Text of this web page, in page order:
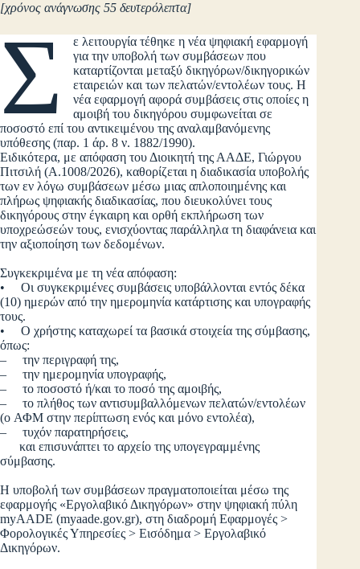
[χρόνος ανάγνωσης 55 δευτερόλεπτα]
Σ
ε λειτουργία τέθηκε η νέα ψηφιακή εφαρμογή
για την υποβολή των συμβάσεων που
καταρτίζονται μεταξύ δικηγόρων/δικηγορικών
εταιρειών και των πελατών/εντολέων τους. Η
νέα εφαρμογή αφορά συμβάσεις στις οποίες η
αμοιβή του δικηγόρου συμφωνείται σε
ποσοστό επί του αντικειμένου της αναλαμβανόμενης
υπόθεσης (παρ. 1 άρ. 8 ν. 1882/1990).
Ειδικότερα, με απόφαση του Διοικητή της ΑΑΔΕ, Γιώργου
Πιτσιλή (Α.1008/2026), καθορίζεται η διαδικασία υποβολής
των εν λόγω συμβάσεων μέσω μιας απλοποιημένης και
πλήρως ψηφιακής διαδικασίας, που διευκολύνει τους
δικηγόρους στην έγκαιρη και ορθή εκπλήρωση των
υποχρεώσεών τους, ενισχύοντας παράλληλα τη διαφάνεια και
την αξιοποίηση των δεδομένων.
Συγκεκριμένα με τη νέα απόφαση:
• Οι συγκεκριμένες συμβάσεις υποβάλλονται εντός δέκα
(10) ημερών από την ημερομηνία κατάρτισης και υπογραφής
τους.
• Ο χρήστης καταχωρεί τα βασικά στοιχεία της σύμβασης,
όπως:
– την περιγραφή της,
– την ημερομηνία υπογραφής,
– το ποσοστό ή/και το ποσό της αμοιβής,
– το πλήθος των αντισυμβαλλόμενων πελατών/εντολέων
(o ΑΦΜ στην περίπτωση ενός και μόνο εντολέα),
– τυχόν παρατηρήσεις,
και επισυνάπτει το αρχείο της υπογεγραμμένης
σύμβασης.
Η υποβολή των συμβάσεων πραγματοποιείται μέσω της
εφαρμογής «Εργολαβικό Δικηγόρων» στην ψηφιακή πύλη
myAADE (myaade.gov.gr), στη διαδρομή Εφαρμογές >
Φορολογικές Υπηρεσίες > Εισόδημα > Εργολαβικό
Δικηγόρων.